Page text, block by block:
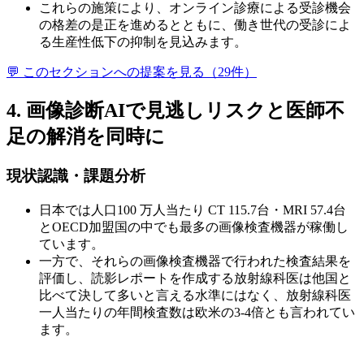
これらの施策により、オンライン診療による受診機会
の格差の是正を進めるとともに、働き世代の受診によ
る生産性低下の抑制を見込みます。
💬 このセクションへの提案を見る（29件）
4. 画像診断AIで見逃しリスクと医師不
足の解消を同時に
現状認識・課題分析
日本では人口100 万人当たり CT 115.7台・MRI 57.4台
とOECD加盟国の中でも最多の画像検査機器が稼働し
ています。
一方で、それらの画像検査機器で行われた検査結果を
評価し、読影レポートを作成する放射線科医は他国と
比べて決して多いと言える水準にはなく、放射線科医
一人当たりの年間検査数は欧米の3-4倍とも言われてい
ます。